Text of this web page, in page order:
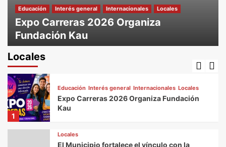
Educación Interés general Internacionales Locales
Expo Carreras 2026 Organiza
Fundación Kau
Locales
4
5
Locales
1
Educación Interés general Internacionales Locales
Expo Carreras 2026 Organiza Fundación
Kau
Locales
El Municipio fortalece el vínculo con la